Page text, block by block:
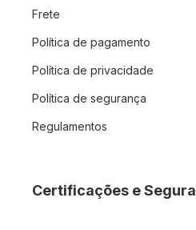
Frete
Política de pagamento
Política de privacidade
Política de segurança
Regulamentos
Certificações e